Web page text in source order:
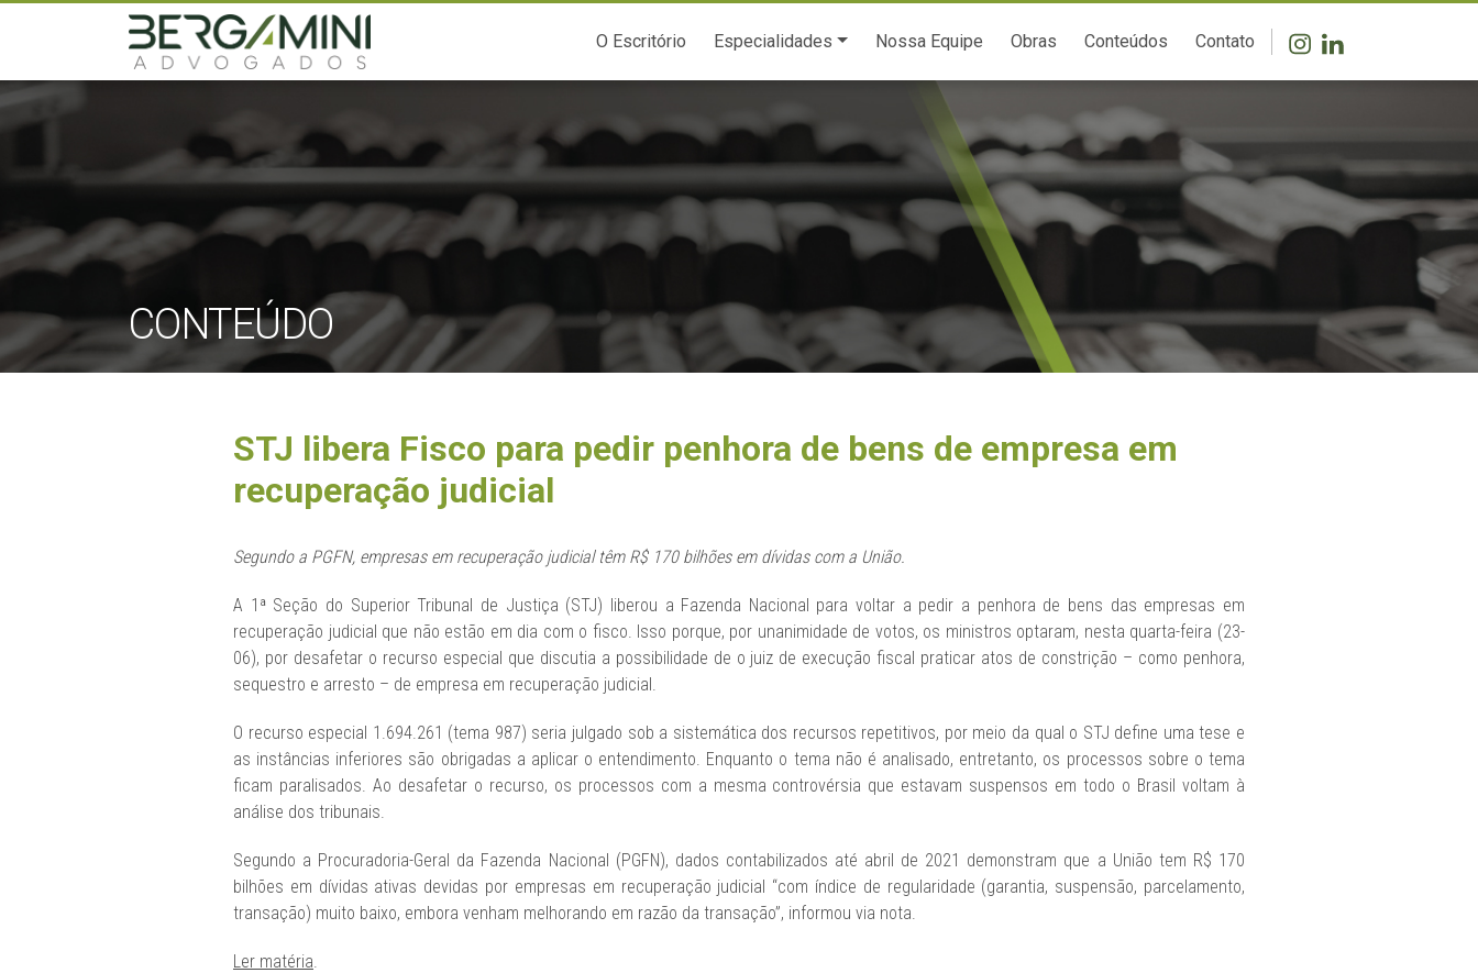
O Escritório Especialidades Nossa Equipe Obras Conteúdos Contato
CONTEÚDO
STJ libera Fisco para pedir penhora de bens de empresa em
recuperação judicial
Segundo a PGFN, empresas em recuperação judicial têm R$ 170 bilhões em dívidas com a União.
A 1ª Seção do Superior Tribunal de Justiça (STJ) liberou a Fazenda Nacional para voltar a pedir a penhora de bens das empresas em
recuperação judicial que não estão em dia com o fisco. Isso porque, por unanimidade de votos, os ministros optaram, nesta quarta-feira (23-
06), por desafetar o recurso especial que discutia a possibilidade de o juiz de execução fiscal praticar atos de constrição – como penhora,
sequestro e arresto – de empresa em recuperação judicial.
O recurso especial 1.694.261 (tema 987) seria julgado sob a sistemática dos recursos repetitivos, por meio da qual o STJ define uma tese e
as instâncias inferiores são obrigadas a aplicar o entendimento. Enquanto o tema não é analisado, entretanto, os processos sobre o tema
ficam paralisados. Ao desafetar o recurso, os processos com a mesma controvérsia que estavam suspensos em todo o Brasil voltam à
análise dos tribunais.
Segundo a Procuradoria-Geral da Fazenda Nacional (PGFN), dados contabilizados até abril de 2021 demonstram que a União tem R$ 170
bilhões em dívidas ativas devidas por empresas em recuperação judicial “com índice de regularidade (garantia, suspensão, parcelamento,
transação) muito baixo, embora venham melhorando em razão da transação”, informou via nota.
Ler matéria